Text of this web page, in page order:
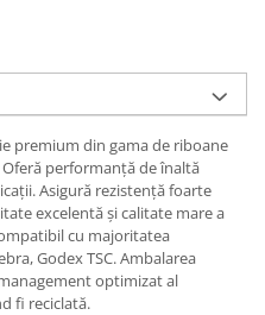
premium din gama de riboane
Oferă performanță de înaltă
Asigură rezistență foarte
excelentă și calitate mare a
cu majoritatea
Godex TSC. Ambalarea
optimizat al
fi reciclată.